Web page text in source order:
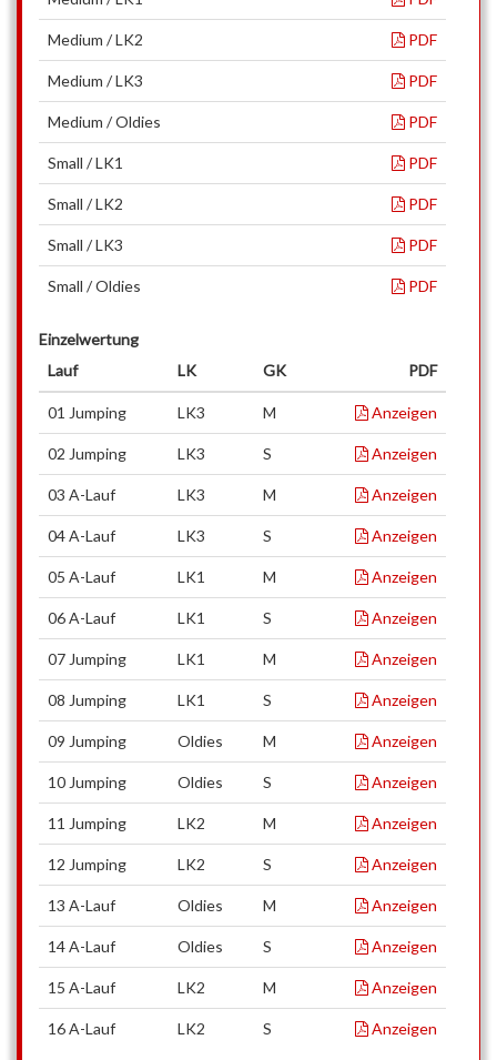
Medium / LK2 PDF
Medium / LK3 PDF
Medium / Oldies PDF
Small / LK1 PDF
Small / LK2 PDF
Small / LK3 PDF
Small / Oldies PDF
Einzelwertung
Lauf
LK GK PDF
01 Jumping LK3 M Anzeigen
02 Jumping LK3 S Anzeigen
03 A-Lauf LK3 M Anzeigen
04 A-Lauf LK3 S Anzeigen
05 A-Lauf LK1 M Anzeigen
06 A-Lauf LK1 S Anzeigen
07 Jumping LK1 M Anzeigen
08 Jumping LK1 S Anzeigen
09 Jumping Oldies M Anzeigen
10 Jumping Oldies S Anzeigen
11 Jumping LK2 M Anzeigen
12 Jumping LK2 S Anzeigen
13 A-Lauf Oldies M Anzeigen
14 A-Lauf Oldies S Anzeigen
15 A-Lauf LK2 M Anzeigen
16 A-Lauf LK2 S Anzeigen